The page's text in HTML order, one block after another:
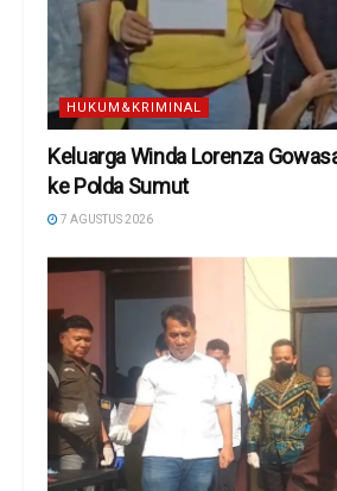
HUKUM&KRIMINAL
Keluarga Winda Lorenza
ke Polda Sumut
7 AGUSTUS 2026